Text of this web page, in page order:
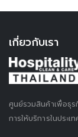
เกี่ยวกับเรา
ศูนย์รวมสินค้าเพื่อธุร
การให้บริการในประเ